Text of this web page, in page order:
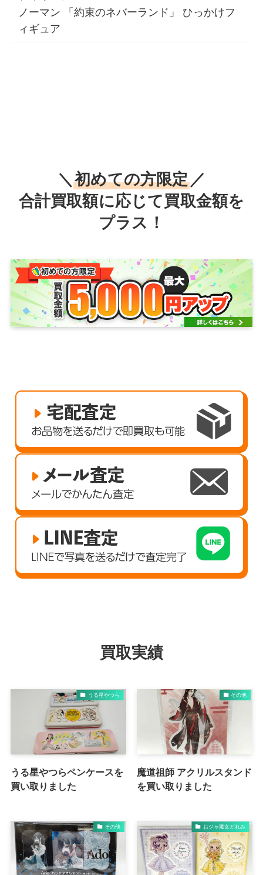
ノーマン 「約束のネバーランド」 ひっかけフ
ィギュア
＼初めての方限定／
合計買取額に応じて買取金額を
プラス！
買取実績
うる星やつら
うる星やつらペンケースを
買い取りました
その他
魔道祖師 アクリルスタンド
を買い取りました
その他 おジャ魔女どれみ